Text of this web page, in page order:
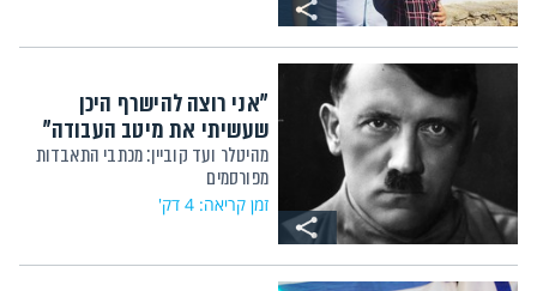
"אני רוצה להישרף היכן
שעשיתי את מיטב העבודה"
מהיטלר ועד קוביין: מכתבי התאבדות
מפורסמים
זמן קריאה: 4 דק'